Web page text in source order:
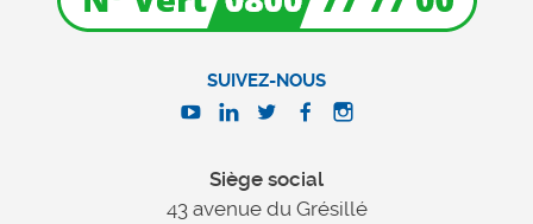
Siège social
43 avenue du Grésillé
SUIVEZ-NOUS